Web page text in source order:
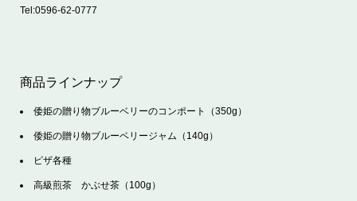
Tel:0596-62-0777
商品ラインナップ
倭姫の贈り物ブルーベリーのコンポート（350g）
倭姫の贈り物ブルーベリージャム（140g）
ピザ各種
高級煎茶 かぶせ茶（100g）